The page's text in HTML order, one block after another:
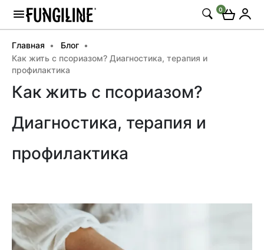
0
Главная
Блог
Как жить с псориазом? Диагностика, терапия и
профилактика
Как жить с псориазом?
Диагностика, терапия и
профилактика